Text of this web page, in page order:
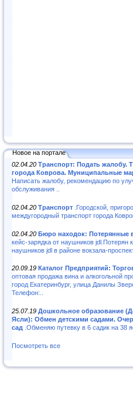
Новое на портале
02.04.20 Транспорт: Подать жалобу.
города Коврова. Муниципальные
Написать жалобу, рекомендацию по
обслуживания ..
02.04.20 Транспорт .Городской,
междугородный транспорт города
02.04.20 Бюро находок: Потерянные
кейс-зарядка от наушников jdl.Потерян
наушников jdl в районе вокзала-
20.09.19 Каталог Предприятий:
оптовая продажа вина и алкогольной
город Екатеринбург, улица Данилы
Телефон:..
25.07.19 Дошкольное образование
Ясли): Обмен детскими садами.
сад .Обменяю путевку в 6 садик на 38
Посмотреть все